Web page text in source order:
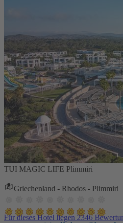
TUI MAGIC LIFE Plimmiri
Griechenland - Rhodos - Plimmiri
Für dieses Hotel liegen 2346